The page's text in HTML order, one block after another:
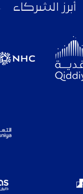
أبرز الشركاء